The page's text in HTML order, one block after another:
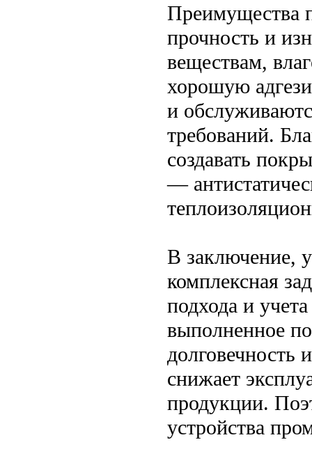
Преимущества
прочность и
веществам,
хорошую
и
требований.
создавать
—
В заключение,
комплексная
подхода и
выполненное
долговечность
снижает
продукции.
устройства